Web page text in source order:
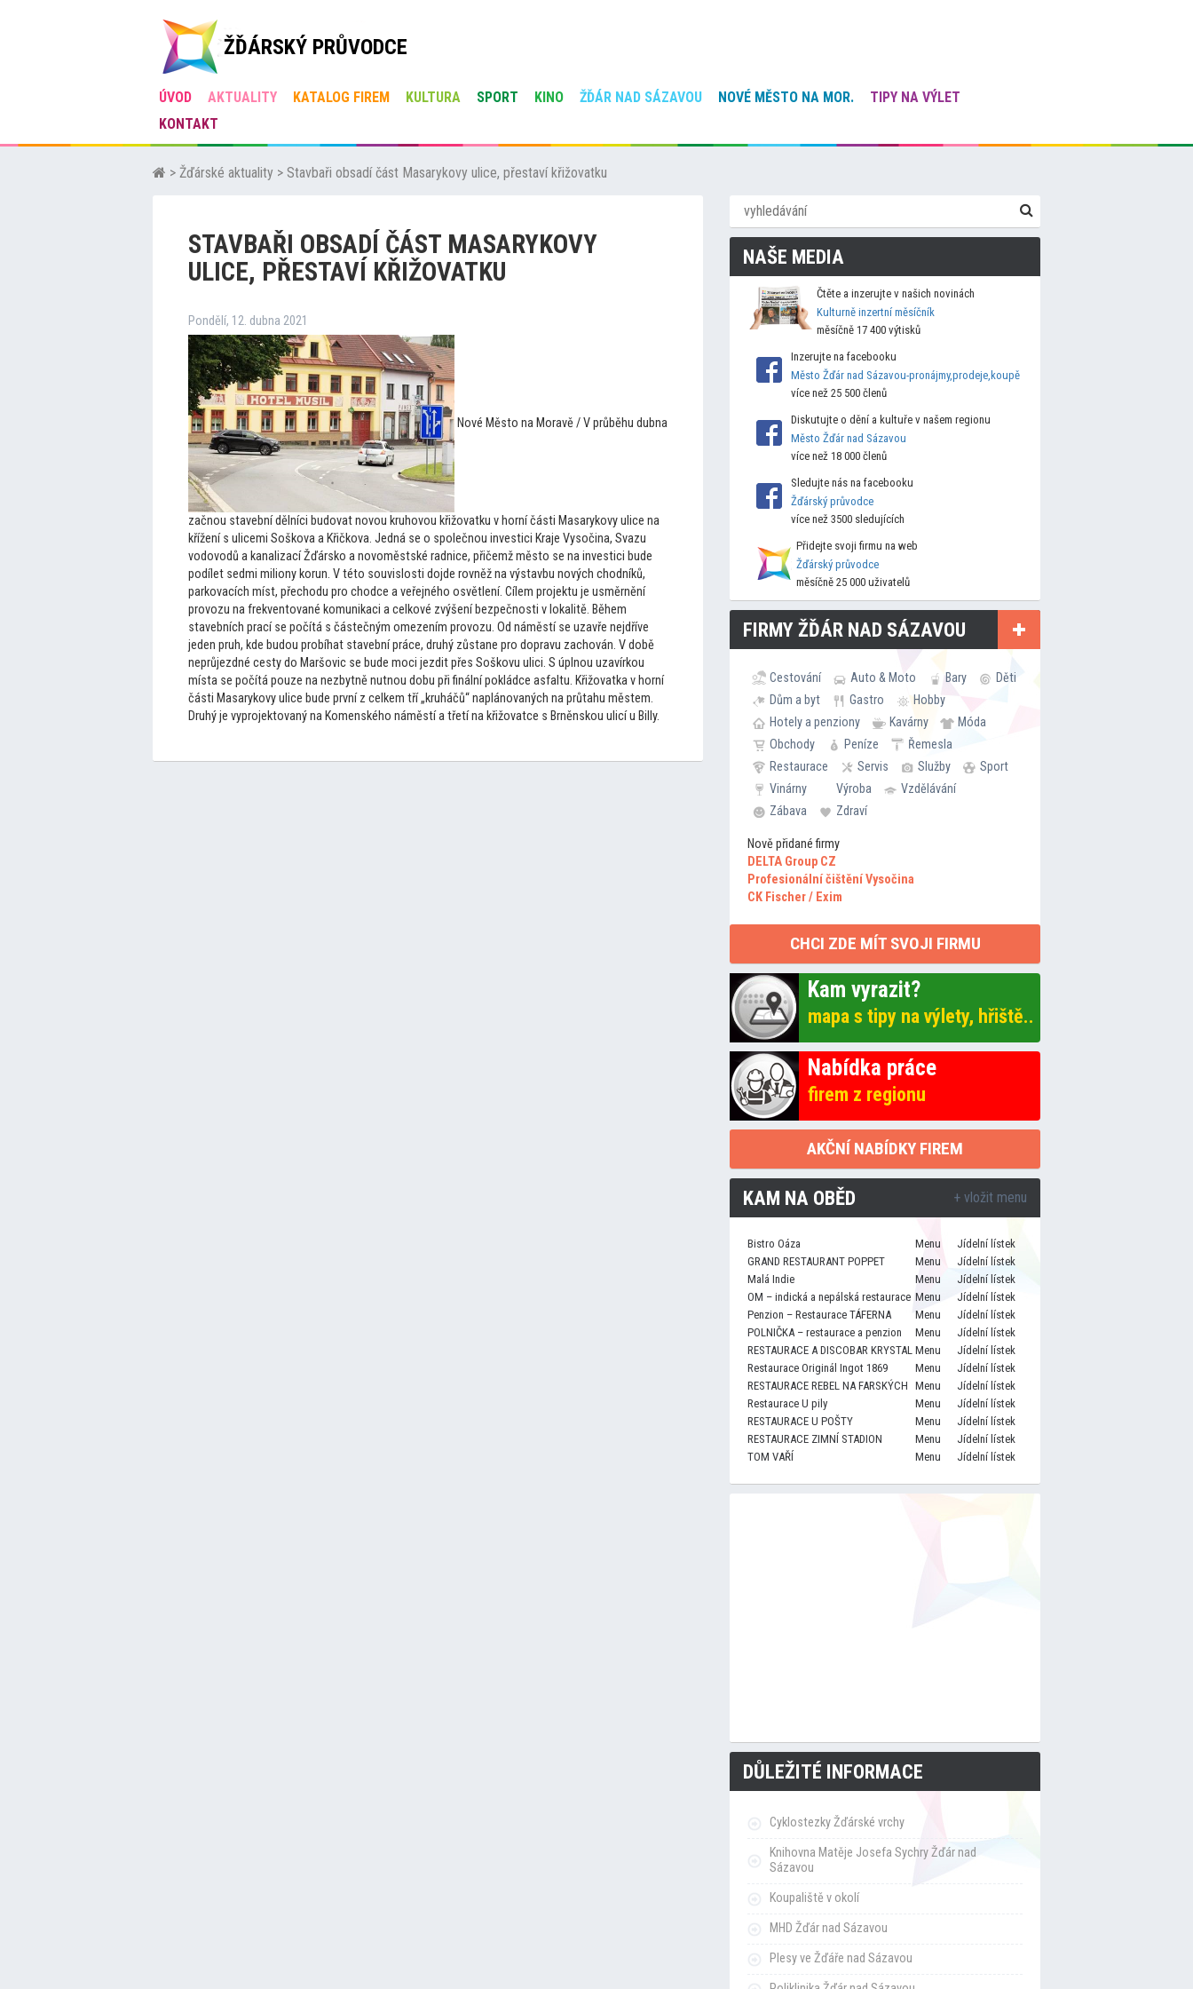
ŽĎÁRSKÝ PRŮVODCE
ÚVOD AKTUALITY KATALOG FIREM KULTURA SPORT KINO ŽĎÁR NAD SÁZAVOU NOVÉ MĚSTO NA MOR.
TIPY NA VÝLET
KONTAKT
> Žďárské aktuality > Stavbaři obsadí část Masarykovy ulice, přestaví křižovatku
STAVBAŘI OBSADÍ ČÁST MASARYKOVY
ULICE, PŘESTAVÍ KŘIŽOVATKU
Pondělí, 12. dubna 2021
Nové Město na Moravě / V průběhu dubna
začnou stavební dělníci budovat novou kruhovou křižovatku v horní části Masarykovy ulice na
křížení s ulicemi Soškova a Křičkova. Jedná se o společnou investici Kraje Vysočina, Svazu
vodovodů a kanalizací Žďársko a novoměstské radnice, přičemž město se na investici bude
podílet sedmi miliony korun. V této souvislosti dojde rovněž na výstavbu nových chodníků,
parkovacích míst, přechodu pro chodce a veřejného osvětlení. Cílem projektu je usměrnění
provozu na frekventované komunikaci a celkové zvýšení bezpečnosti v lokalitě. Během
stavebních prací se počítá s částečným omezením provozu. Od náměstí se uzavře nejdříve
jeden pruh, kde budou probíhat stavební práce, druhý zůstane pro dopravu zachován. V době
neprůjezdné cesty do Maršovic se bude moci jezdit přes Soškovu ulici. S úplnou uzavírkou
místa se počítá pouze na nezbytně nutnou dobu při finální pokládce asfaltu. Křižovatka v horní
části Masarykovy ulice bude první z celkem tří „kruháčů“ naplánovaných na průtahu městem.
Druhý je vyprojektovaný na Komenského náměstí a třetí na křižovatce s Brněnskou ulicí u Billy.
NAŠE MEDIA
Čtěte a inzerujte v našich novinách
Kulturně inzertní měsíčník
měsíčně 17 400 výtisků
Inzerujte na facebooku
Město Žďár nad Sázavou-pronájmy,prodeje,koupě
více než 25 500 členů
Diskutujte o dění a kultuře v našem regionu
Město Žďár nad Sázavou
více než 18 000 členů
Sledujte nás na facebooku
Žďárský průvodce
více než 3500 sledujících
Přidejte svoji firmu na web
Žďárský průvodce
měsíčně 25 000 uživatelů
FIRMY ŽĎÁR NAD SÁZAVOU
Cestování Auto & Moto Bary
Děti
Dům a byt
Gastro
Hobby
Hotely a penziony
Kavárny
Móda
Obchody
Peníze
Řemesla
Restaurace
Servis Služby
Sport
Vinárny
Výroba
Vzdělávání
Zábava
Zdraví
Nově přidané firmy
DELTA Group CZ
Profesionální čištění Vysočina
CK Fischer / Exim
CHCI ZDE MÍT SVOJI FIRMU
Kam vyrazit?
mapa s tipy na výlety, hřiště..
Nabídka práce
firem z regionu
AKČNÍ NABÍDKY FIREM
KAM NA OBĚD + vložit menu
Bistro Oáza Menu
Jídelní lístek
GRAND RESTAURANT POPPET
Menu
Jídelní lístek
Malá Indie
Menu
Jídelní lístek
OM – indická a nepálská restaurace Menu
Jídelní lístek
Penzion – Restaurace TÁFERNA
Menu
Jídelní lístek
POLNIČKA – restaurace a penzion
Menu
Jídelní lístek
RESTAURACE A DISCOBAR KRYSTAL Menu
Jídelní lístek
Restaurace Originál Ingot 1869
Menu
Jídelní lístek
RESTAURACE REBEL NA FARSKÝCH Menu
Jídelní lístek
Restaurace U pily
Menu
Jídelní lístek
RESTAURACE U POŠTY
Menu
Jídelní lístek
RESTAURACE ZIMNÍ STADION
Menu
Jídelní lístek
TOM VAŘÍ
Menu Jídelní lístek
DŮLEŽITÉ INFORMACE
Cyklostezky Žďárské vrchy
Knihovna Matěje Josefa Sychry Žďár nad
Sázavou
Koupaliště v okolí
MHD Žďár nad Sázavou
Plesy ve Žďáře nad Sázavou